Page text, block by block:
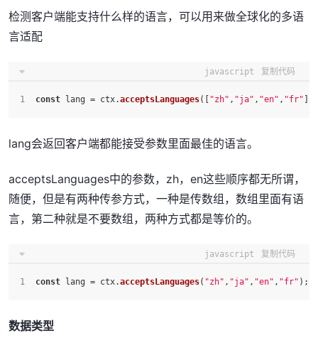
检测客户端能支持什么样的语言，可以用来做全球化的多语
言适配
javascript 复制代码
const lang = ctx.acceptsLanguages([ "zh" , "ja" , "en" , "fr"
lang会返回客户端都能接受参数里面最佳的语言。
acceptsLanguages中的参数，zh，en这些顺序都无所谓，
随便，但是有两种传参方式，一种是传数组，数组里面有语
言，第二种就是不要数组，两种方式都是等价的。
javascript 复制代码
const lang = ctx.acceptsLanguages( "zh" , "ja" , "en" , "fr" );
数据类型